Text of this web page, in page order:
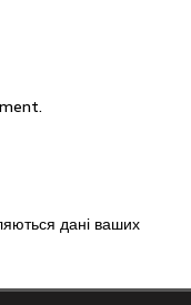
дані ваших